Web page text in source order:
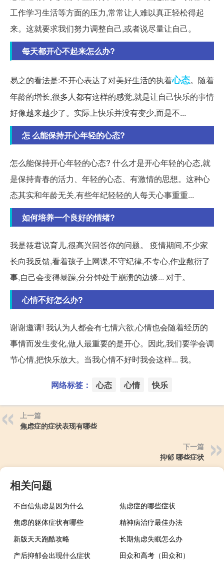
工作学习生活等方面的压力,常常让人难以真正轻松得起
来。这就要求我们努力调整自己,或者说尽量让自己。
每天都开心不起来怎么办?
易之的看法是:不开心表达了对美好生活的执着心态。随着
年龄的增长,很多人都有这样的感觉,就是让自己快乐的事情
好像越来越少了。实际上快乐并没有变少,而是不...
怎 么能保持开心年轻的心态?
怎么能保持开心年轻的心态? 什么才是开心年轻的心态,就
是保持青春的活力、年轻的心态、有激情的思想。这种心
态其实和年龄无关,有些年纪轻轻的人每天心事重重...
如何培养一个良好的情绪?
我是筱君说育儿,很高兴回答你的问题。 疫情期间,不少家
长向我反馈,看着孩子上网课,不守纪律,不专心,作业敷衍了
事,自己会变得暴躁,分分钟处于崩溃的边缘... 对于。
心情不好怎么办?
谢谢邀请! 我认为人都会有七情六欲,心情也会随着经历的
事情而发生变化,做人最重要的是开心。因此,我们要学会调
节心情,把快乐放大。当我心情不好时我会这样... 我。
网络标签： 心态 心情 快乐
上一篇
焦虑症的症状表现有哪些
下一篇
抑郁 哪些症状
相关问题
不自信焦虑是因为什么
焦虑症的哪些症状
焦虑的躯体症状有哪些
精神病治疗最佳办法
新版天天跑酷攻略
长期焦虑失眠怎么办
产后抑郁会出现什么症状
田众和高考（田众和）